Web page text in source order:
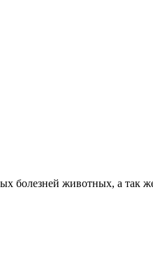
болезней животных, а так